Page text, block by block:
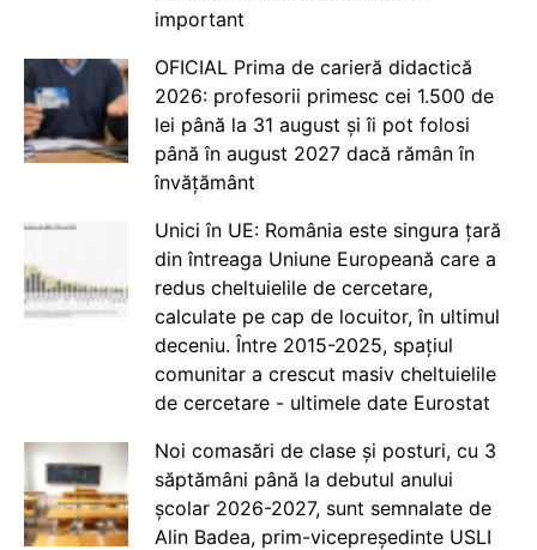
important
OFICIAL Prima de carieră didactică
2026: profesorii primesc cei 1.500 de
lei până la 31 august și îi pot folosi
până în august 2027 dacă rămân în
învățământ
Unici în UE: România este singura țară
din întreaga Uniune Europeană care a
redus cheltuielile de cercetare,
calculate pe cap de locuitor, în ultimul
deceniu. Între 2015-2025, spațiul
comunitar a crescut masiv cheltuielile
de cercetare - ultimele date Eurostat
Noi comasări de clase și posturi, cu 3
săptămâni până la debutul anului
școlar 2026-2027, sunt semnalate de
Alin Badea, prim-vicepreședinte USLI